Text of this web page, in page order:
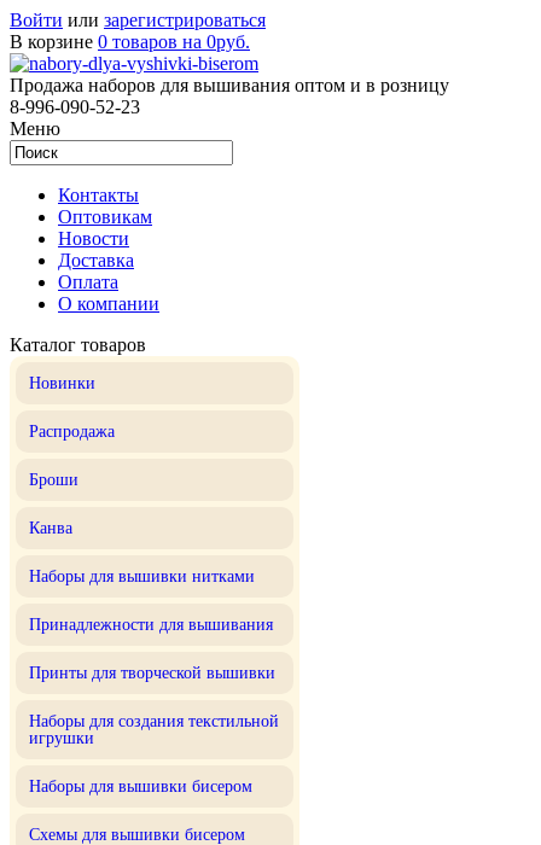
Войти или зарегистрироваться
В корзине 0 товаров на 0руб.
Продажа наборов для вышивания оптом и в розницу
8-996-090-52-23
Меню
Контакты
Оптовикам
Новости
Доставка
Оплата
О компании
Каталог товаров
Новинки
Распродажа
Броши
Канва
Наборы для вышивки нитками
Принадлежности для вышивания
Принты для творческой вышивки
Наборы для создания текстильной
игрушки
Наборы для вышивки бисером
Схемы для вышивки бисером